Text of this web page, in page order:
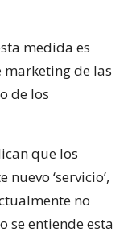
medida es
marketing de las
de los
que los
‘servicio’,
no
se entiende esta